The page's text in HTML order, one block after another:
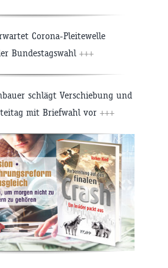
Corona-Pleitewelle
Bundestagswahl +++
schlägt Verschiebung und
mit Briefwahl vor +++